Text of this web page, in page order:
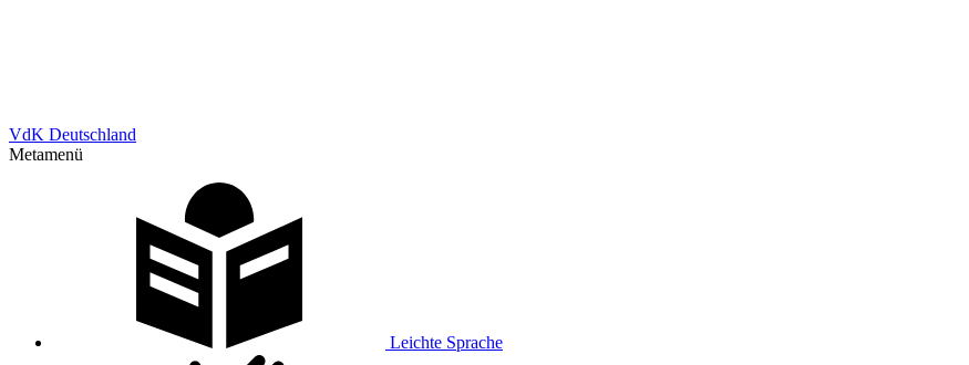
VdK Deutschland
Metamenü
Leichte Sprache